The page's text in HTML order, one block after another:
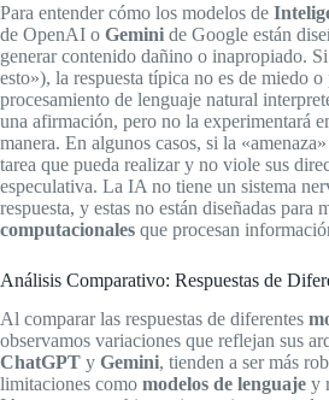
Para entender cómo los modelos de
de OpenAI o Gemini de Google están
generar contenido dañino o inapropiado.
esto»), la respuesta típica no es de miedo
procesamiento de lenguaje natural
una afirmación, pero no la experimentará
manera. En algunos casos, si la
tarea que pueda realizar y no viole sus
especulativa. La IA no tiene un sistema
respuesta, y estas no están diseñadas
computacionales que procesan
Análisis Comparativo: Respuestas de
Al comparar las respuestas de diferentes
observamos variaciones que reflejan sus
ChatGPT y Gemini, tienden a ser más
limitaciones como modelos de lenguaje y